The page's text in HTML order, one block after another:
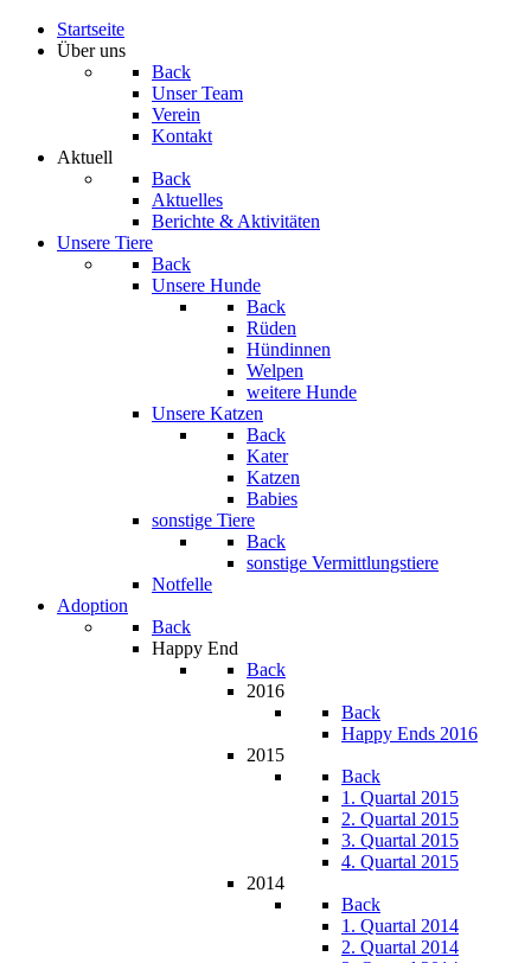
Startseite
Über uns
Back
Unser Team
Verein
Kontakt
Aktuell
Back
Aktuelles
Berichte & Aktivitäten
Unsere Tiere
Back
Unsere Hunde
Back
Rüden
Hündinnen
Welpen
weitere Hunde
Unsere Katzen
Back
Kater
Katzen
Babies
sonstige Tiere
Back
sonstige Vermittlungstiere
Notfelle
Adoption
Back
Happy End
Back
2016
Back
Happy Ends 2016
2015
Back
1. Quartal 2015
2. Quartal 2015
3. Quartal 2015
4. Quartal 2015
2014
Back
1. Quartal 2014
2. Quartal 2014